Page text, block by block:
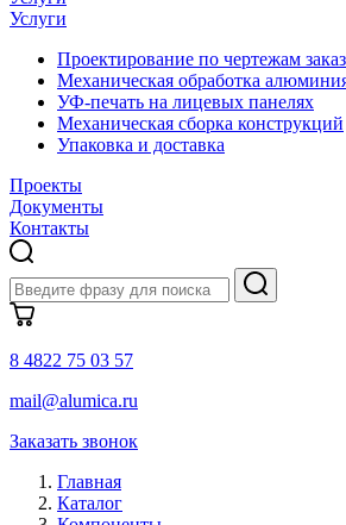
Услуги
Проектирование по чертежам
Механическая обработка
УФ-печать на лицевых панелях
Механическая сборка конструкций
Упаковка и доставка
Проекты
Документы
Контакты
8 4822 75 03 57
mail@alumica.ru
Заказать звонок
Главная
Каталог